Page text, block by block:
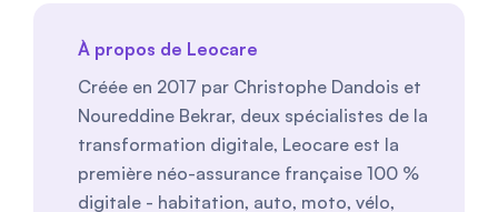
À propos de Leocare
Créée en 2017 par Christophe Dandois et
Noureddine Bekrar, deux spécialistes de la
transformation digitale, Leocare est la
première néo-assurance française 100 %
digitale - habitation, auto, moto, vélo,